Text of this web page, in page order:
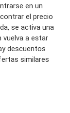
en un
el precio
se activa una
a estar
descuentos
similares